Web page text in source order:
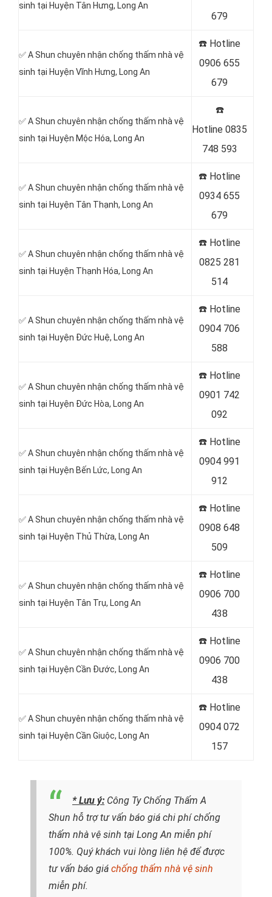
sinh tại Huyện Tân Hưng, Long An
679
✅ A Shun chuyên nhận chống thấm nhà vệ
sinh tại Huyện Vĩnh Hưng, Long An
☎️ Hotline
0906 655
679
✅ A Shun chuyên nhận chống thấm nhà vệ
sinh tại Huyện Mộc Hóa, Long An
☎️
Hotline 0835
748 593
✅ A Shun chuyên nhận chống thấm nhà vệ
sinh tại Huyện Tân Thạnh, Long An
☎️ Hotline
0934 655
679
✅ A Shun chuyên nhận chống thấm nhà vệ
sinh tại Huyện Thạnh Hóa, Long An
☎️ Hotline
0825 281
514
✅ A Shun chuyên nhận chống thấm nhà vệ
sinh tại Huyện Đức Huệ, Long An
☎️ Hotline
0904 706
588
✅ A Shun chuyên nhận chống thấm nhà vệ
sinh tại Huyện Đức Hòa, Long An
☎️ Hotline
0901 742
092
✅ A Shun chuyên nhận chống thấm nhà vệ
sinh tại Huyện Bến Lức, Long An
☎️ Hotline
0904 991
912
✅ A Shun chuyên nhận chống thấm nhà vệ
sinh tại Huyện Thủ Thừa, Long An
☎️ Hotline
0908 648
509
✅ A Shun chuyên nhận chống thấm nhà vệ
sinh tại Huyện Tân Trụ, Long An
☎️ Hotline
0906 700
438
✅ A Shun chuyên nhận chống thấm nhà vệ
sinh tại Huyện Cần Đước, Long An
☎️ Hotline
0906 700
438
✅ A Shun chuyên nhận chống thấm nhà vệ
sinh tại Huyện Cần Giuộc, Long An
☎️ Hotline
0904 072
157
* Lưu ý: Công Ty Chống Thấm A
Shun hỗ trợ tư vấn báo giá chi phí chống
thấm nhà vệ sinh tại Long An miễn phí
100%. Quý khách vui lòng liên hệ để được
tư vấn báo giá chống thấm nhà vệ sinh
miễn phí.